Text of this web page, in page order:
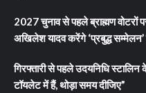
2027 चुनाव से पहले ब्राह्मण
अखिलेश यादव करेंगे ‘प्रबुद्ध सम्मेलन’
गिरफ्तारी से पहले उदयनिधि स्टालिन
टॉयलेट में हैं, थोड़ा समय दीजिए”